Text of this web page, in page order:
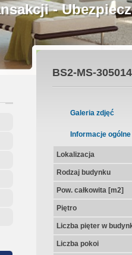
-
Umowa
BS2-MS-305014
Galeria zdjęć
Informacje ogólne
Lokalizacja
Rodzaj budynku
Pow. całkowita [m2]
Piętro
Liczba pięter w
Liczba pokoi